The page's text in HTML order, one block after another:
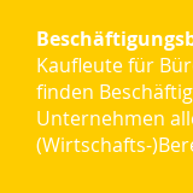
Kaufleute für
finden
Unternehmen
(Wirtschafts-